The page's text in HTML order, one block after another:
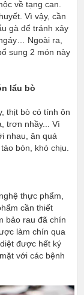
về tạng can.
Vì vậy, cần
gà để tránh xảy
Ngoài ra,
sung 2 món này
lẩu bò
thịt bò có tính ôn
trơn nhầy... Vì
nhau, ăn quá
bón, khó chịu.
thực phẩm,
cần thiết
bảo rau đã chín
làm chín qua
được hết ký
với các bệnh